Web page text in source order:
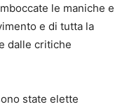
le maniche e
e di tutta la
dalle critiche
state elette